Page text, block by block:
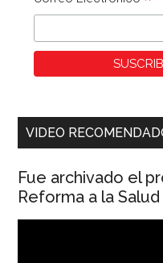
VIDEO
Fue archivado el
Reforma a la Salud